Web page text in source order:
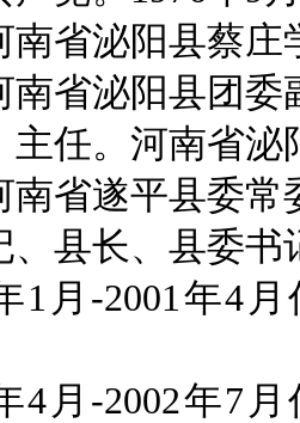
泌阳县蔡庄
南省泌阳县团
主任。河南省
南省遂平县委
、县长、县委书
-2001年4月
-2002年7月